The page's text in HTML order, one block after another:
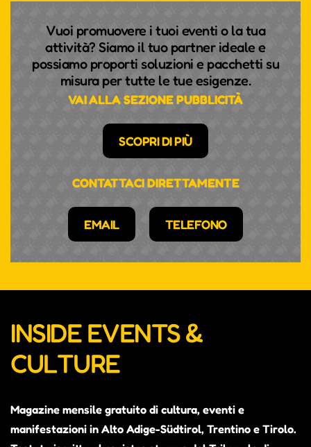
Vuoi promuovere i tuoi eventi o la tua
attività? Siamo il tuo partner ideale e
possiamo proporti soluzioni e pacchetti su
misura per tutte le tue esigenze.
VAI ALLA SEZIONE PUBBLICITÀ
SCOPRI DI PIÙ
CONTATTACI DIRETTAMENTE
EMAIL TELEFONO
INSIDE EVENTS &
CULTURE
Magazine mensile gratuito di cultura, eventi e
manifestazioni in Alto Adige-Südtirol, Trentino e Tirolo.